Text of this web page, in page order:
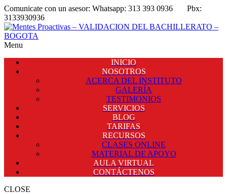
Comunicate con un asesor: Whatsapp: 313 393 0936 Pbx:
3133930936
Menu
INICIO
NOSOTROS
ACERCA DEL INSTITUTO
GALERÍA
TESTIMONIOS
SERVICIOS
BLOG
TARIFAS
RECURSOS
CLASES ONLINE
MATERIAL DE APOYO
AULA VIRTUAL
CONTÁCTENOS
CLOSE